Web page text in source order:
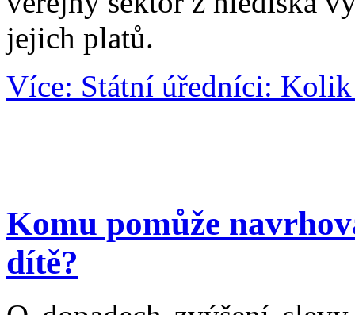
jejich platů.
Více: Státní úředníci:
Komu pomůže
dítě?